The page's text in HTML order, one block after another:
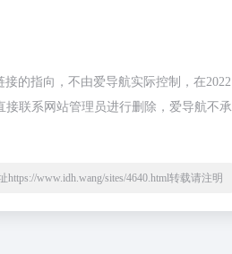
的指向，不由爱导航实际控制，在2022
联系网站管理员进行删除，爱导航不承
https://www.idh.wang/sites/4640.html转载请注明